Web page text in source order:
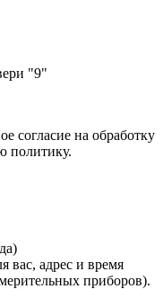
"9"
согласие на обработку
политику.
вас, адрес и время
приборов).